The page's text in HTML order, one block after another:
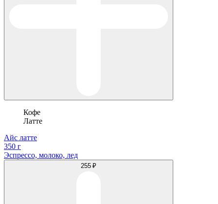
Кофе
Латте
Айс латте
350 г
Эспрессо, молоко, лед
255 ₽